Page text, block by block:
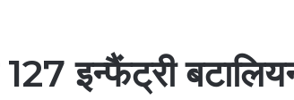
इन्फैंट्री